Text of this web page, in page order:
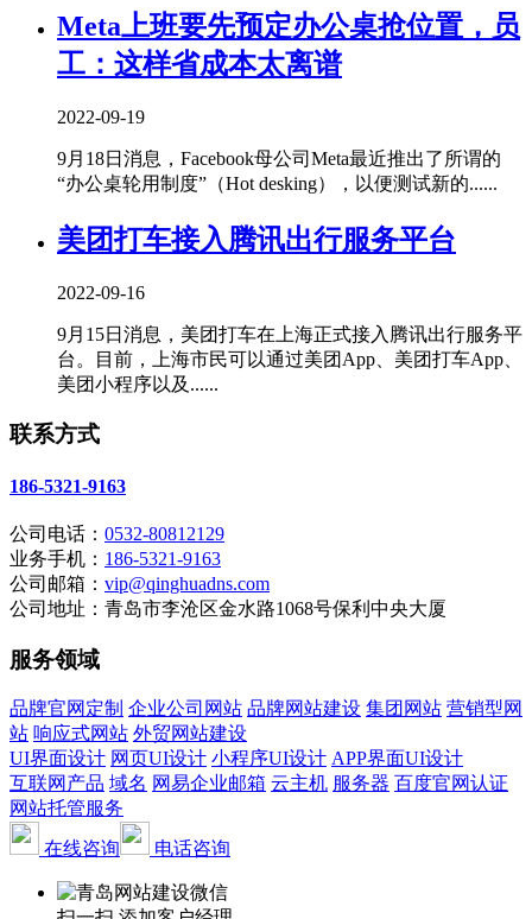
Meta上班要先预定办公桌抢位置，员
工：这样省成本太离谱
2022-09-19
9月18日消息，Facebook母公司Meta最近推出了所谓的
“办公桌轮用制度”（Hot desking），以便测试新的......
美团打车接入腾讯出行服务平台
2022-09-16
9月15日消息，美团打车在上海正式接入腾讯出行服务平
台。目前，上海市民可以通过美团App、美团打车App、
美团小程序以及......
联系方式
186-5321-9163
公司电话： 0532-80812129
业务手机： 186-5321-9163
公司邮箱： vip@qinghuadns.com
公司地址：青岛市李沧区金水路1068号保利中央大厦
服务领域
品牌官网定制 企业公司网站 品牌网站建设 集团网站 营销型网
站 响应式网站 外贸网站建设
UI界面设计 网页UI设计 小程序UI设计 APP界面UI设计
互联网产品 域名 网易企业邮箱 云主机 服务器 百度官网认证
网站托管服务
在线咨询
电话咨询